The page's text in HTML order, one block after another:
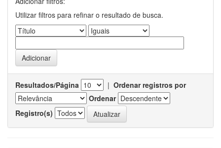
Utilizar filtros para refinar o resultado de busca.
Resultados/Página | Ordenar registros por
Ordenar
Registro(s)